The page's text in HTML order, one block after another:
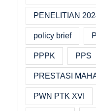
PENELITIAN
policy brief
PPPK PPS
PRESTASI
PWN PTK XVI